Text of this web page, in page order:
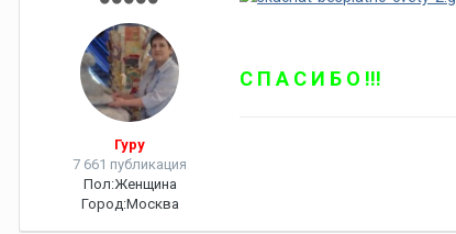
Гуру
7 661 публикация
Пол:Женщина
Город:Москва
С П А С И Б О !!!